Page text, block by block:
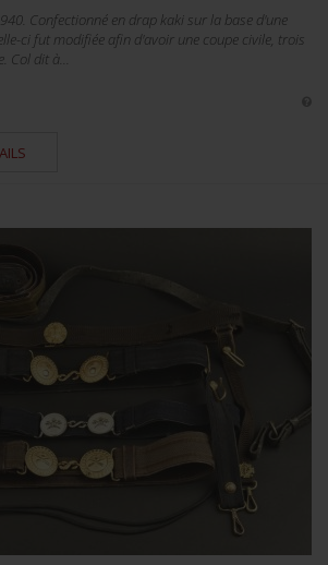
Confectionné en drap kaki sur la base d'une
ci fut modifiée afin d'avoir une coupe civile, trois
dit à...